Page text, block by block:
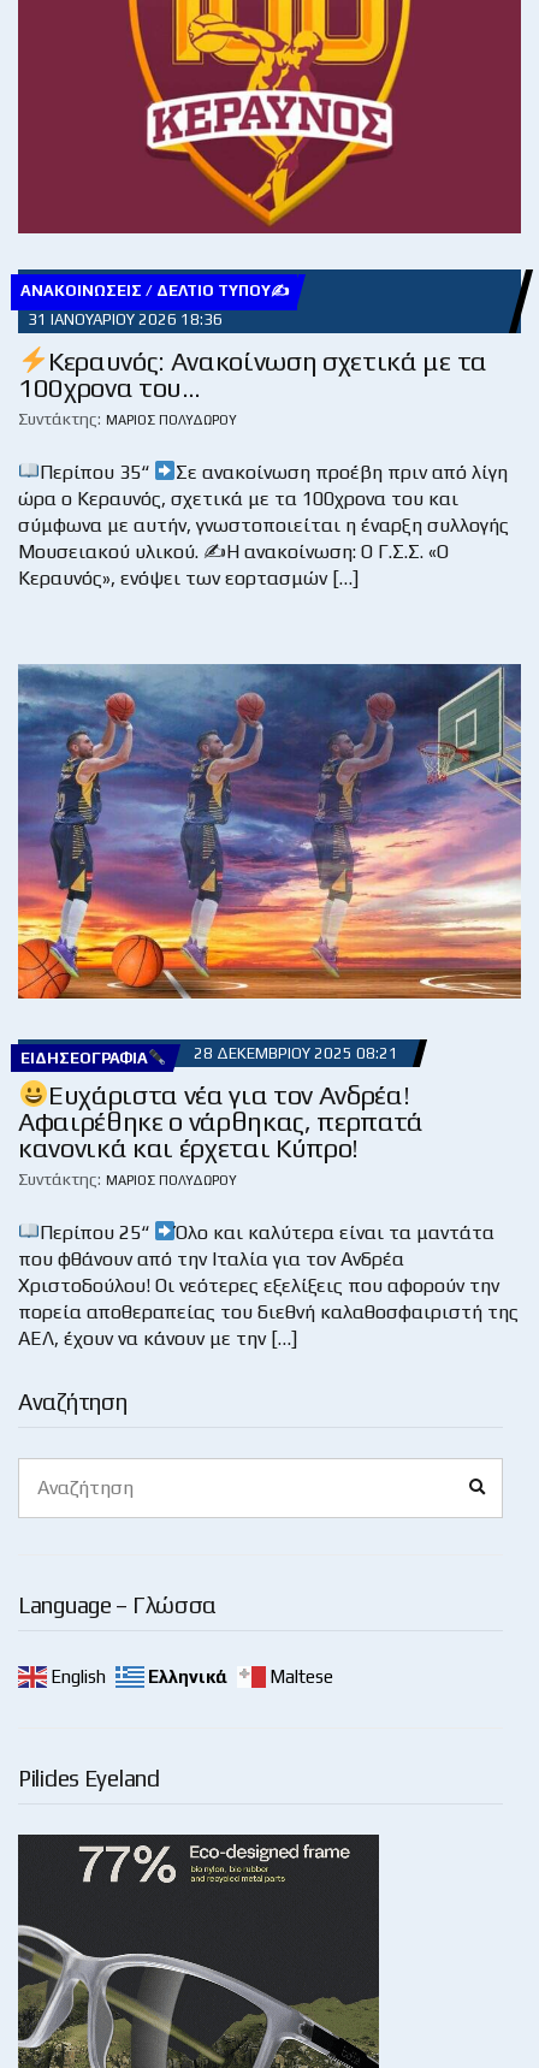
Αναζήτηση
for:
Language – Γλώσσα
English Ελληνικά Maltese
Pilides Eyeland
ΑΝΑΚΟΙΝΏΣΕΙΣ / ΔΕΛΤΊΟ ΤΎΠΟΥ✍
31 ΙΑΝΟΥΑΡΊΟΥ 2026 18:36
Κεραυνός: Ανακοίνωση σχετικά με τα
100χρονα του…
Συντάκτης: ΜΆΡΙΟΣ ΠΟΛΥΔΏΡΟΥ
Περίπου 35“
Σε ανακοίνωση προέβη πριν από λίγη
ώρα ο Κεραυνός, σχετικά με τα 100χρονα του και
σύμφωνα με αυτήν, γνωστοποιείται η έναρξη συλλογής
Μουσειακού υλικού. ✍Η ανακοίνωση: Ο Γ.Σ.Σ. «Ο
Κεραυνός», ενόψει των εορτασμών […]
ΕΙΔΗΣΕΟΓΡΑΦΊΑ 28 ΔΕΚΕΜΒΡΊΟΥ 2025 08:21
Ευχάριστα νέα για τον Ανδρέα!
Αφαιρέθηκε ο νάρθηκας, περπατά
κανονικά και έρχεται Κύπρο!
Συντάκτης: ΜΆΡΙΟΣ ΠΟΛΥΔΏΡΟΥ
Περίπου 25“
Όλο και καλύτερα είναι τα μαντάτα
που φθάνουν από την Ιταλία για τον Ανδρέα
Χριστοδούλου! Οι νεότερες εξελίξεις που αφορούν την
πορεία αποθεραπείας του διεθνή καλαθοσφαιριστή της
ΑΕΛ, έχουν να κάνουν με την […]